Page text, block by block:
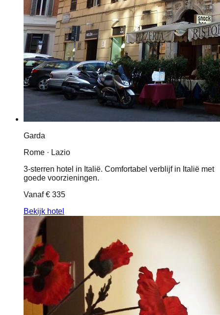
Garda
Rome · Lazio
3-sterren hotel in Italië. Comfortabel verblijf in Italië met
goede voorzieningen.
Vanaf€ 335
Bekijk hotel